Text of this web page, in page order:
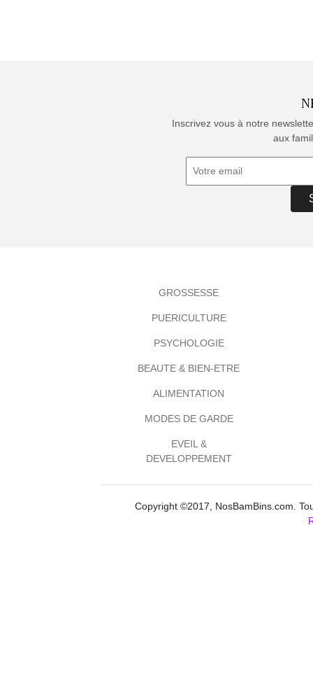
Inscrivez vous à notre
aux
GROSSESSE
PUERICULTURE
PSYCHOLOGIE
BEAUTE & BIEN-ETRE
ALIMENTATION
MODES DE GARDE
EVEIL &
DEVELOPPEMENT
Copyright ©2017, NosBamBins.com.